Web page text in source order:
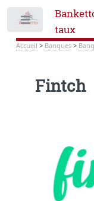
taux
Accueil > Banques>
Fintch